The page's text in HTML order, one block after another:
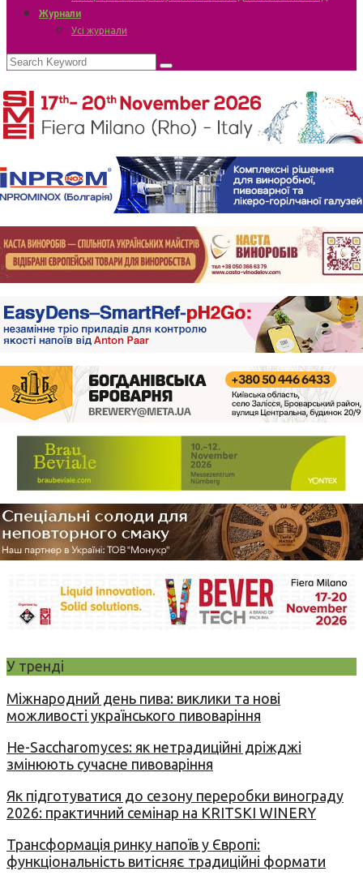
Журнали
Усі журнали
У тренді
Міжнародний день пива: виклики та нові
можливості українського пивоваріння
Не-Saccharomyces: як нетрадиційні дріжджі
змінюють сучасне пивоваріння
Як підготуватися до сезону переробки винограду
2026: практичний семінар на KRITSKI WINERY
Трансформація ринку напоїв у Європі:
функціональність витісняє традиційні формати